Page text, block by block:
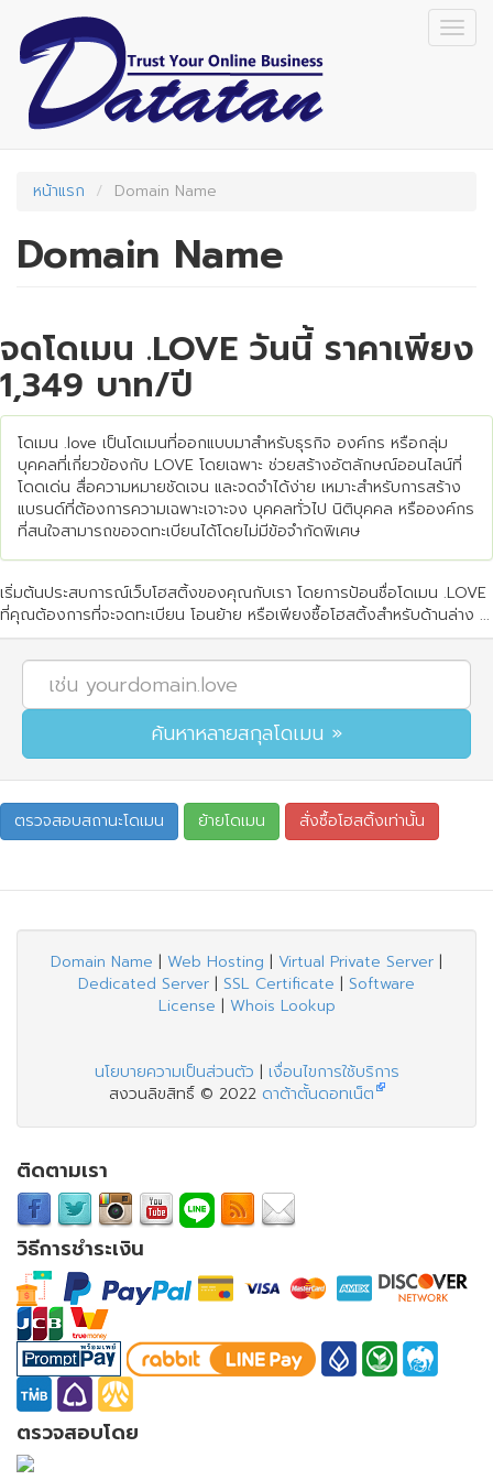
main
content
หน้าแรก Domain Name
Domain Name
จดโดเมน .LOVE วันนี้ ราคาเพียง
1,349 บาท/ปี
โดเมน .love เป็นโดเมนที่ออกแบบมาสำหรับธุรกิจ องค์กร หรือกลุ่ม
บุคคลที่เกี่ยวข้องกับ LOVE โดยเฉพาะ ช่วยสร้างอัตลักษณ์ออนไลน์ที่
โดดเด่น สื่อความหมายชัดเจน และจดจำได้ง่าย เหมาะสำหรับการสร้าง
แบรนด์ที่ต้องการความเฉพาะเจาะจง บุคคลทั่วไป นิติบุคคล หรือองค์กร
ที่สนใจสามารถขอจดทะเบียนได้โดยไม่มีข้อจำกัดพิเศษ
เริ่มต้นประสบการณ์เว็บโฮสติ้งของคุณกับเรา โดยการป้อนชื่อโดเมน .LOVE
ที่คุณต้องการที่จะจดทะเบียน โอนย้าย หรือเพียงซื้อโฮสติ้งสำหรับด้านล่าง ...
Domain Name | Web Hosting | Virtual Private Server |
Dedicated Server | SSL Certificate | Software
License | Whois Lookup
นโยบายความเป็นส่วนตัว | เงื่อนไขการใช้บริการ
สงวนลิขสิทธิ์ © 2022 ดาต้าตั้นดอทเน็ต
ติดตามเรา
วิธีการชำระเงิน
ตรวจสอบโดย